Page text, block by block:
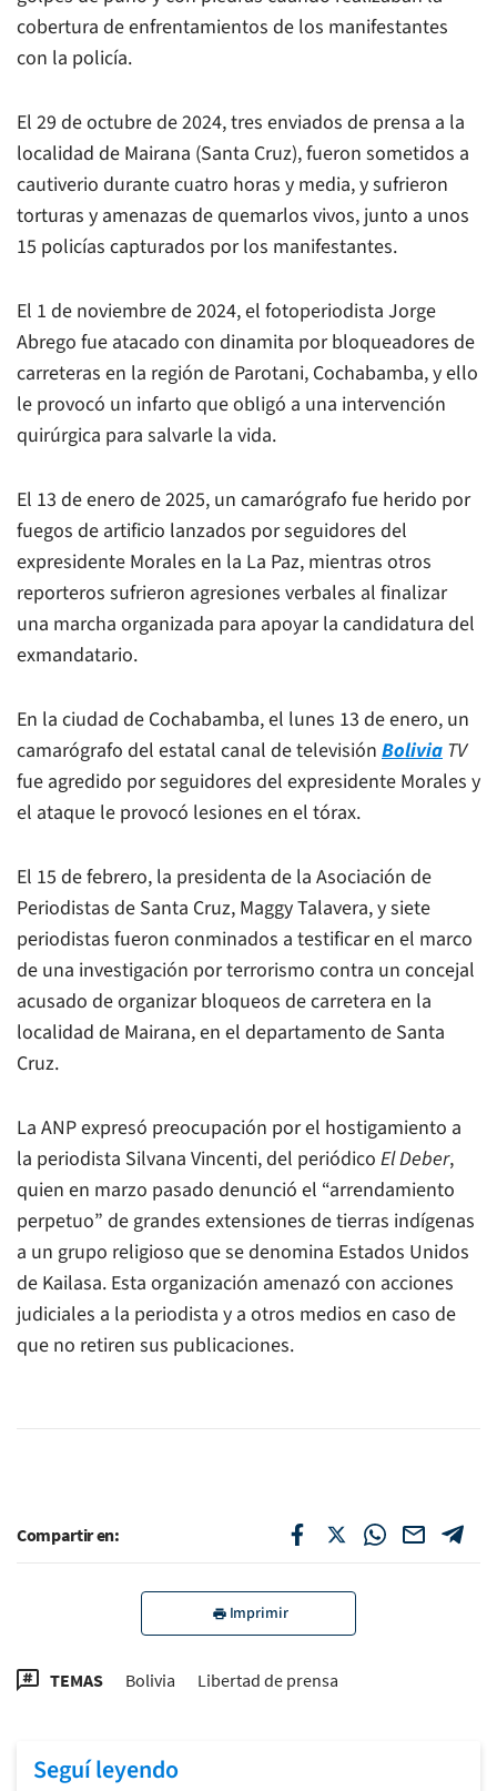
cobertura de enfrentamientos de los manifestantes
con la policía.
El 29 de octubre de 2024, tres enviados de prensa a la
localidad de Mairana (Santa Cruz), fueron sometidos a
cautiverio durante cuatro horas y media, y sufrieron
torturas y amenazas de quemarlos vivos, junto a unos
15 policías capturados por los manifestantes.
El 1 de noviembre de 2024, el fotoperiodista Jorge
Abrego fue atacado con dinamita por bloqueadores de
carreteras en la región de Parotani, Cochabamba, y ello
le provocó un infarto que obligó a una intervención
quirúrgica para salvarle la vida.
El 13 de enero de 2025, un camarógrafo fue herido por
fuegos de artificio lanzados por seguidores del
expresidente Morales en la La Paz, mientras otros
reporteros sufrieron agresiones verbales al finalizar
una marcha organizada para apoyar la candidatura del
exmandatario.
En la ciudad de Cochabamba, el lunes 13 de enero, un
camarógrafo del estatal canal de televisión Bolivia TV
fue agredido por seguidores del expresidente Morales y
el ataque le provocó lesiones en el tórax.
El 15 de febrero, la presidenta de la Asociación de
Periodistas de Santa Cruz, Maggy Talavera, y siete
periodistas fueron conminados a testificar en el marco
de una investigación por terrorismo contra un concejal
acusado de organizar bloqueos de carretera en la
localidad de Mairana, en el departamento de Santa
Cruz.
La ANP expresó preocupación por el hostigamiento a
la periodista Silvana Vincenti, del periódico El Deber,
quien en marzo pasado denunció el “arrendamiento
perpetuo” de grandes extensiones de tierras indígenas
a un grupo religioso que se denomina Estados Unidos
de Kailasa. Esta organización amenazó con acciones
judiciales a la periodista y a otros medios en caso de
que no retiren sus publicaciones.
Compartir en:
Imprimir
TEMAS Bolivia Libertad de prensa
Seguí leyendo